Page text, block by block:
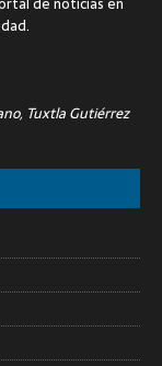
Tuxtla Gutiérrez